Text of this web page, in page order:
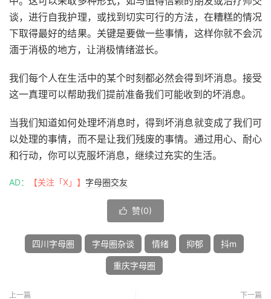
谈，进行自我护理，或找到切实可行的方法，在糟糕的情况
下取得最好的结果。关键是要做一些事情，这样你就不会沉
湎于消极的地方，让消极情绪滋长。
我们每个人在生活中的某个时刻都必然会得到坏消息。接受
这一真理可以帮助我们提前准备我们可能收到的坏消息。
当我们知道如何处理坏消息时，得到坏消息就变成了我们可
以处理的事情，而不是让我们残废的事情。通过用心、耐心
和行动，你可以克服坏消息，继续过充实的生活。
AD： 【关注「X」】 字母圈交友
 赞(0)
四川字母圈 字母圈杂谈 情绪 抑郁 抖m
重庆字母圈
上一篇 下一篇